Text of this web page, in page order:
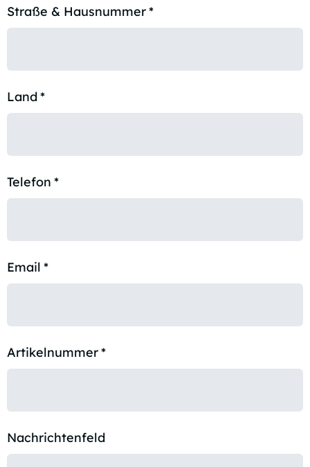
Straße & Hausnummer*
Land*
Telefon *
Email *
Artikelnummer*
Nachrichtenfeld